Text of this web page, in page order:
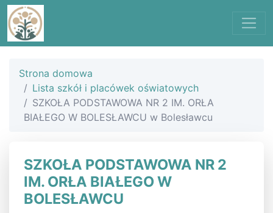
Strona domowa
Lista szkół i placówek oświatowych
SZKOŁA PODSTAWOWA NR 2 IM. ORŁA
BIAŁEGO W BOLESŁAWCU w Bolesławcu
SZKOŁA PODSTAWOWA NR 2
IM. ORŁA BIAŁEGO W
BOLESŁAWCU